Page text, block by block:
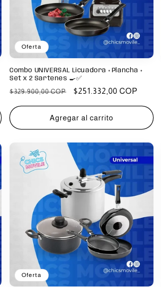
Oferta
Combo UNIVERSAL Licuadora + Plancha +
Set x 2 Sartenes 🍳✅
Precio
$329.900,00 COP
Precio
oferta
$251.332,00 COP
Agregar al carrito
Oferta